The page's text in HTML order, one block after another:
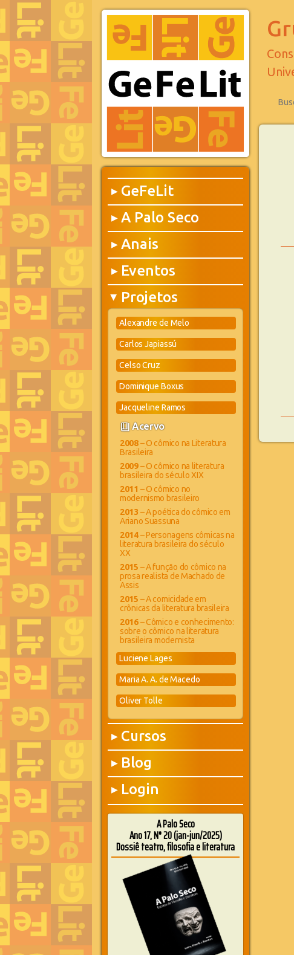
▶ GeFeLit
▶ A Palo Seco
▶ Anais
▶ Eventos
▶ Projetos
Alexandre de Melo
Carlos Japiassú
Celso Cruz
Dominique Boxus
Jacqueline Ramos
book_4Acervo
2008– O cômico na Literatura
Brasileira
2009– O cômico na literatura
brasileira do século XIX
2011 – O cômico no
modernismo brasileiro
2013 – A poética do cômico em
Ariano Suassuna
2014– Personagens cômicas na
literatura brasileira do século
XX
2015 – A função do cômico na
prosa realista de Machado de
Assis
2015 – A comicidade em
crônicas da literatura brasileira
2016– Cômico e conhecimento:
sobre o cômico na literatura
brasileira modernista
Luciene Lages
Maria A. A. de Macedo
Oliver Tolle
▶ Cursos
▶ Blog
▶ Login
A Palo Seco
Ano 17, N° 20 (jan-jun/2025)
Dossiê teatro, filosofia e literatura